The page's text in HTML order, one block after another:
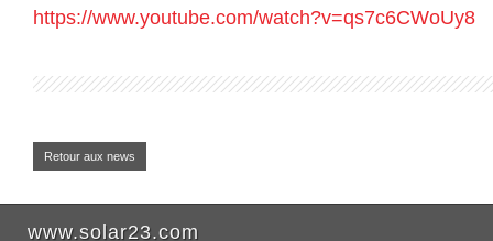
https://www.youtube.com/watch?v=qs7c6CWoUy8
Retour aux news
www.solar23.com